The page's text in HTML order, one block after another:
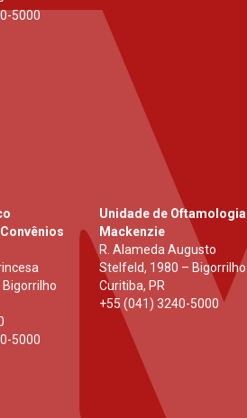
5000
Bigorrilho
5000
Unidade de Oftamologia
Mackenzie
R. Alameda Augusto
Stelfeld, 1980 – Bigorrilho
Curitiba, PR
+55 (041) 3240-5000